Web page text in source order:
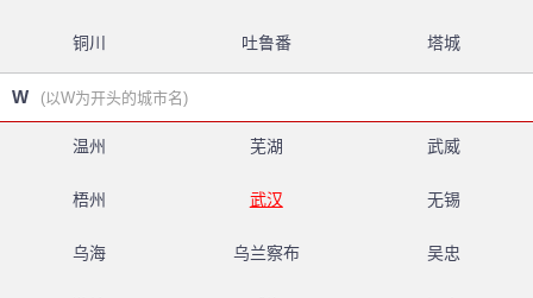
铜川 吐鲁番 塔城
W (以W为开头的城市名)
温州 芜湖 武威
梧州 武汉 无锡
乌海 乌兰察布 吴忠